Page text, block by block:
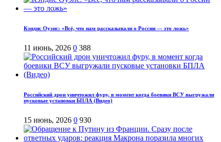
Кэндис Оуэнс: «Всё, что нам рассказывали о России — это ложь»
11 июнь, 2026 0 388
Российский дрон уничтожил фуру, в момент когда боевики ВСУ выгружали
пусковые установки БПЛА (Видео)
15 июнь, 2026 0 930